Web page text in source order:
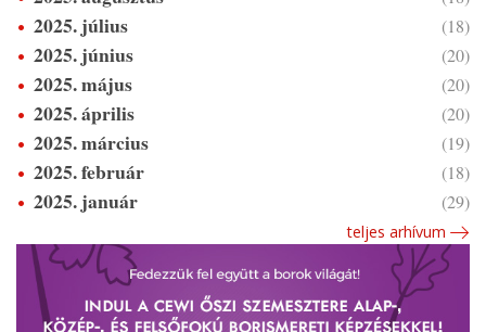
2025. július (18)
2025. június (20)
2025. május (20)
2025. április (20)
2025. március (19)
2025. február (18)
2025. január (29)
teljes arhívum